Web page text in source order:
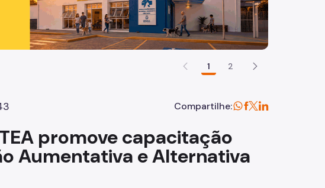
1 2
Compartilhe:
promove capacitação
Aumentativa e Alternativa